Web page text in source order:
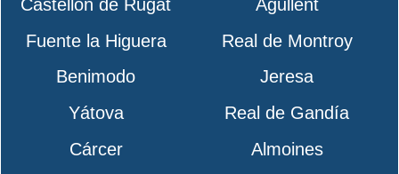
Castellón de Rugat
Agullent
Fuente la Higuera
Real de Montroy
Benimodo
Jeresa
Yátova
Real de Gandía
Cárcer
Almoines